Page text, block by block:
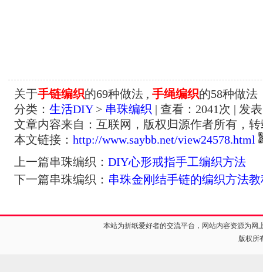
关于手链编织的69种做法 , 手绳编织的58种做法
分类： 生活DIY> 串珠编织 | 查看： 2041次 | 发
文章内容来自：互联网，版权归源作者所有，
本文链接： http://www.saybb.net/view24578.html
上一篇串珠编织： DIY心形戒指手工编织方法
下一篇串珠编织： 串珠金刚结手链的编织方法教
本站为折纸爱好者的交流平台，网站内容资源为
版权所